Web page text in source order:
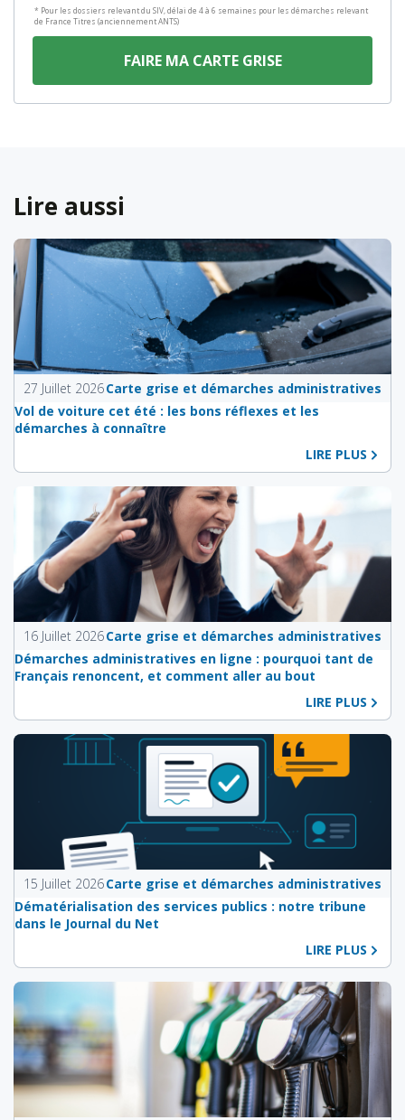
* Pour les dossiers relevant du SIV, délai de 4 à 6 semaines pour les démarches relevant
de France Titres (anciennement ANTS)
FAIRE MA CARTE GRISE
Lire aussi
27 Juillet 2026Carte grise et démarches administratives
Vol de voiture cet été : les bons réflexes et les
démarches à connaître
LIRE PLUS
16 Juillet 2026Carte grise et démarches administratives
Démarches administratives en ligne : pourquoi tant de
Français renoncent, et comment aller au bout
LIRE PLUS
15 Juillet 2026Carte grise et démarches administratives
Dématérialisation des services publics : notre tribune
dans le Journal du Net
LIRE PLUS